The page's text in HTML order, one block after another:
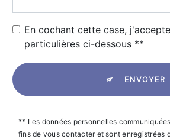
En cochant cette case,
particulières ci-dessous **
ENVOYER
** Les données personnelles
fins de vous contacter et sont enregistrées